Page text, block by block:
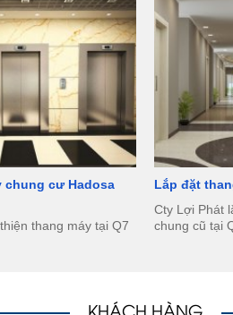
chung cư Hadosa
thang máy tại Q7
Lắp đặt
Cty Lợi Phát
chung cũ tại
KHÁCH HÀNG